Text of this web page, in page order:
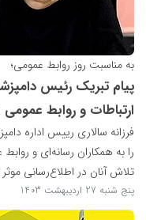
به مناسبت روز روابط عمومی؛
پیام تبریک رئیس
ارتباطات و روابط عمومی
فرزانه سالاری رییس اداره
را به همکاران رسانه‌ای و
تلاش آنان در اطلاع‌رسانی
پنج شنبه 27 اردیبهشت 1403